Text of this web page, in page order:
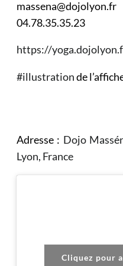
massena@dojolyon.fr
04.78.35.35.23
https://
#illustrationde
Adresse : Dojo
Lyon, France
Cliquez pour